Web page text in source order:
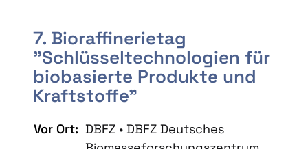
7. Bioraffinerietag
"Schlüsseltechnologien für
biobasierte Produkte und
Kraftstoffe"
Vor Ort: DBFZ • DBFZ Deutsches